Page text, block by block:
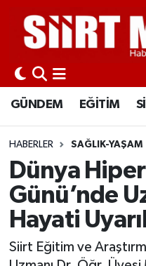
GÜNDEM EĞİTİM
HABERLER SAĞLIK-YAŞAM
Dünya
Günü’nde
Hayati
Siirt Eğitim ve
GÜNDEM
EĞİTİM
SİYASET
EKONOMİ
SPOR
İLÇELER
Siirt Nöbetçi
Siirt Hava Durumu
Siirt Namaz
Siirt Trafik
Süper Lig Puan
Tüm Manşetler